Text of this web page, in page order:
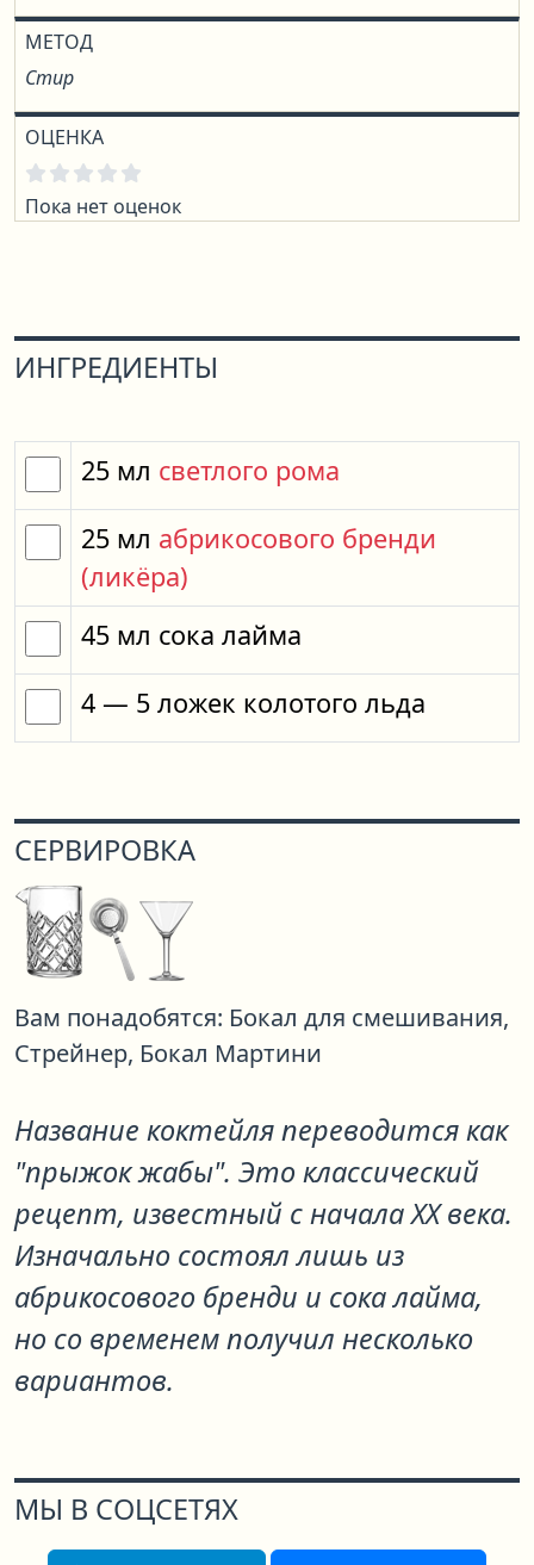
МЕТОД
Стир
ОЦЕНКА
Пока нет оценок
ИНГРЕДИЕНТЫ
25 мл светлого рома
25 мл абрикосового бренди
(ликёра)
45 мл сока лайма
4 — 5 ложек колотого льда
СЕРВИРОВКА
Вам понадобятся: Бокал для смешивания,
Стрейнер, Бокал Мартини
Название коктейля переводится как
"прыжок жабы". Это классический
рецепт, известный с начала XX века.
Изначально состоял лишь из
абрикосового бренди и сока лайма,
но со временем получил несколько
вариантов.
МЫ В СОЦСЕТЯХ